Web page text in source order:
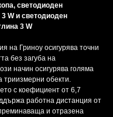
светодиоден
W и светодиоден
3 W
на Гриноу осигурява точни
без загуба на
начин осигурява голяма
обекти.
с коефициент от 6,7
работна дистанция от
и отразена